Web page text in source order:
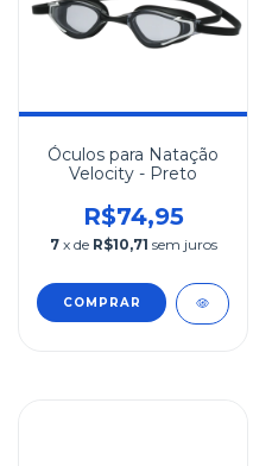
Óculos para Natação
Velocity - Preto
R$74,95
7 x de R$10,71 sem juros